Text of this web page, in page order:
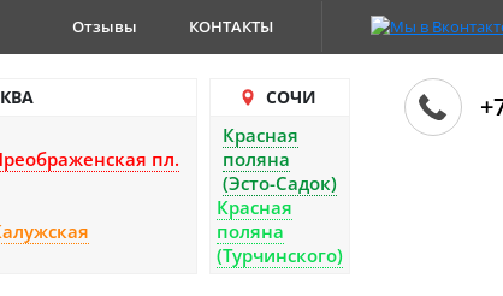
Отзывы КОНТАКТЫ
пл.
СОЧИ
Красная
поляна
(Эсто-Садок)
Красная
поляна
(Турчинского)